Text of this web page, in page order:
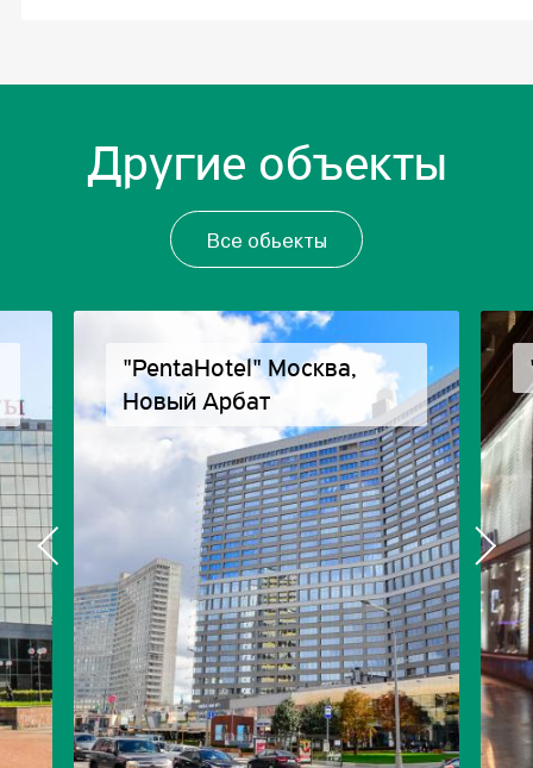
Другие объекты
Все обьекты
"PentaHotel" Москва,
Новый Арбат